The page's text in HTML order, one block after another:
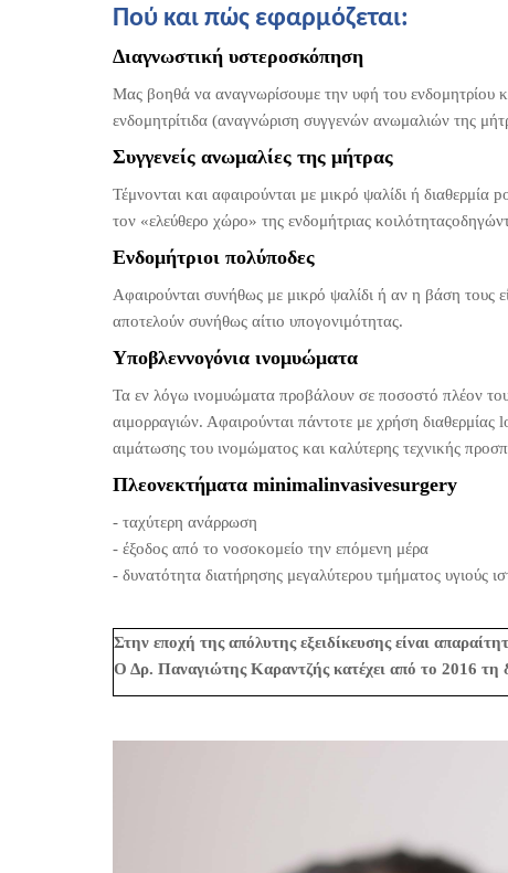
Πού και πώς εφαρμόζεται:
Διαγνωστική υστεροσκόπηση
Μας βοηθά να αναγνωρίσουμε την υφή του ενδομητρίου
ενδομητρίτιδα (αναγνώριση συγγενών ανωμαλιών της
Συγγενείς ανωμαλίες της μήτρας
Τέμνονται και αφαιρούνται με μικρό ψαλίδι ή
τον «ελεύθερο χώρο» της ενδομήτριας
Ενδομήτριοι πολύποδες
Αφαιρούνται συνήθως με μικρό ψαλίδι ή αν η βάση τους
αποτελούν συνήθως αίτιο υπογονιμότητας.
Υποβλεννογόνια ινομυώματα
Τα εν λόγω ινομυώματα προβάλουν σε ποσοστό πλέον
αιμορραγιών. Αφαιρούνται πάντοτε με χρήση
αιμάτωσης του ινομώματος και καλύτερης τεχνικής
Πλεονεκτήματα minimalinvasivesurgery
- ταχύτερη ανάρρωση
- έξοδος από το νοσοκομείο την επόμενη μέρα
- δυνατότητα διατήρησης μεγαλύτερου τμήματος υγιούς
Στην εποχή της απόλυτης εξειδίκευσης είναι
Ο Δρ. Παναγιώτης Καραντζής κατέχει από το 2016